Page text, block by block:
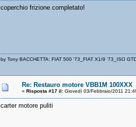
coperchio frizione completato!
by Tony BACCHETTA: FIAT 500 '73_FIAT X1/9 '73_ISO
Re: Restauro motore VBB1M 100XXX
« Risposta #17 il: Giovedì 03/Febbraio/2011
carter motore puliti